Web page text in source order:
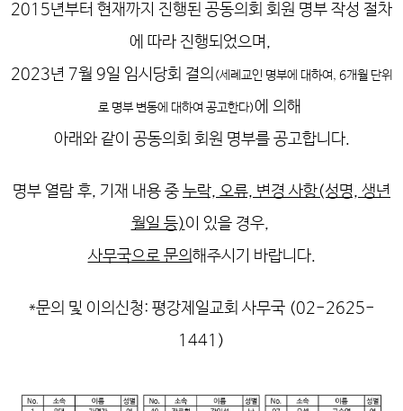
2015년부터 현재까지 진행된 공동의회 회원 명부 작성 절차
에 따라 진행되었으며,
2023년 7월 9일 임시당회 결의 (세례교인 명부에 대하여, 6개월 단위
로 명부 변동에 대하여 공고한다)에 의해
아래와 같이 공동의회 회원 명부를 공고합니다.
명부 열람 후, 기재 내용 중 누락, 오류, 변경 사항(성명, 생년
월일 등)이 있을 경우,
사무국으로 문의해주시기 바랍니다.
*문의 및 이의신청: 평강제일교회 사무국 (02-2625-
1441)